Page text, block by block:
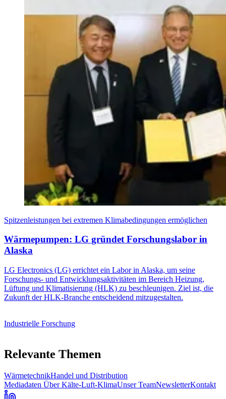
Spitzenleistungen bei extremen Klimabedingungen ermöglichen
Wärmepumpen: LG gründet Forschungslabor in
Alaska
LG Electronics (LG) errichtet ein Labor in Alaska, um seine
Forschungs- und Entwicklungsaktivitäten im Bereich Heizung,
Lüftung und Klimatisierung (HLK) zu beschleunigen. Ziel ist, die
Zukunft der HLK-Branche entscheidend mitzugestalten.
Industrielle Forschung
Relevante Themen
WärmetechnikHandel und Distribution
Mediadaten Über Kälte-Luft-KlimaUnser TeamNewsletterKontakt